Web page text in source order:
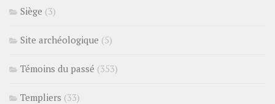
Siège (3)
Site archéologique (5)
Témoins du passé (353)
Templiers (33)